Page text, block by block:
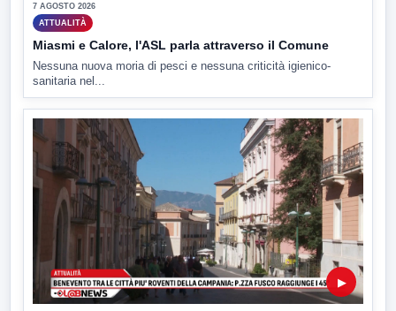
7 AGOSTO 2026
ATTUALITÀ
Miasmi e Calore, l'ASL parla attraverso il Comune
Nessuna nuova moria di pesci e nessuna criticità igienico-
sanitaria nel...
▶